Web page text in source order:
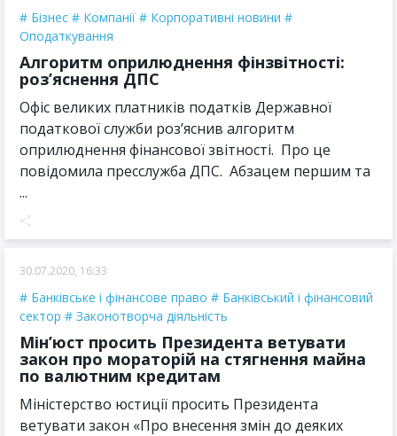
Бізнес Компанії
Корпоративні новини
Оподаткування
Алгоритм оприлюднення фінзвітності:
роз’яснення ДПС
Офіс великих платників податків Державної
податкової служби роз’яснив алгоритм
оприлюднення фінансової звітності. Про це
повідомила пресслужба ДПС. Абзацем першим та
...
30.07.2020, 16:33
Банківське і фінансове право
Банківський і фінансовий
сектор
Законотворча діяльність
Мін’юст просить Президента ветувати
закон про мораторій на стягнення майна
по валютним кредитам
Міністерство юстиції просить Президента
ветувати закон «Про внесення змін до деяких